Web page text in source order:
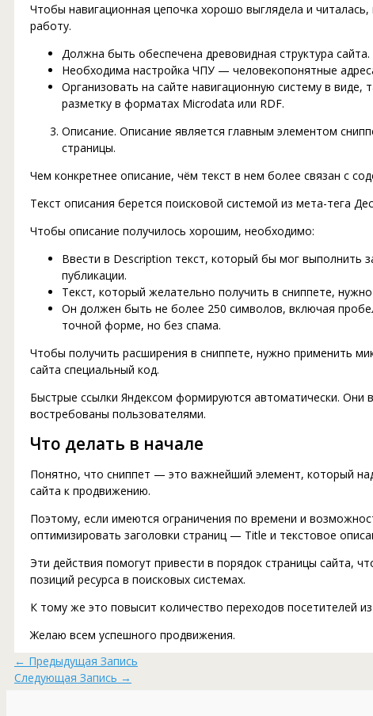
Чтобы навигационная цепочка хорошо выглядела и
работу.
Должна быть обеспечена древовидная структура сайта.
Необходима настройка ЧПУ — человекопонятные
Организовать на сайте навигационную систему в
разметку в форматах Microdata или RDF.
Описание. Описание является главным элементом
страницы.
Чем конкретнее описание, чём текст в нем более связан с
Текст описания берется поисковой системой из мета-тега
Чтобы описание получилось хорошим, необходимо:
Ввести в Description текст, который бы мог выполнить
публикации.
Текст, который желательно получить в сниппете,
Он должен быть не более 250 символов, включая
точной форме, но без спама.
Чтобы получить расширения в сниппете, нужно применить
сайта специальный код.
Быстрые ссылки Яндексом формируются автоматически. Они
востребованы пользователями.
Что делать в начале
Понятно, что сниппет — это важнейший элемент, который
сайта к продвижению.
Поэтому, если имеются ограничения по времени и
оптимизировать заголовки страниц — Title и текстовое
Эти действия помогут привести в порядок страницы сайта,
позиций ресурса в поисковых системах.
К тому же это повысит количество переходов посетителей
Желаю всем успешного продвижения.
← Предыдущая Запись
Следующая Запись →